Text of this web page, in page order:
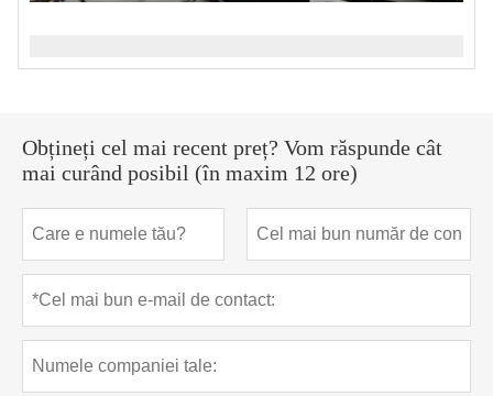
Obțineți cel mai recent preț? Vom răspunde cât
mai curând posibil (în maxim 12 ore)